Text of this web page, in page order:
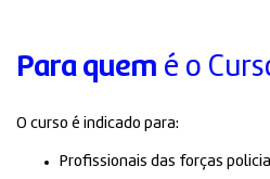
Para quem é o
O curso é indicado para:
Profissionais das forças